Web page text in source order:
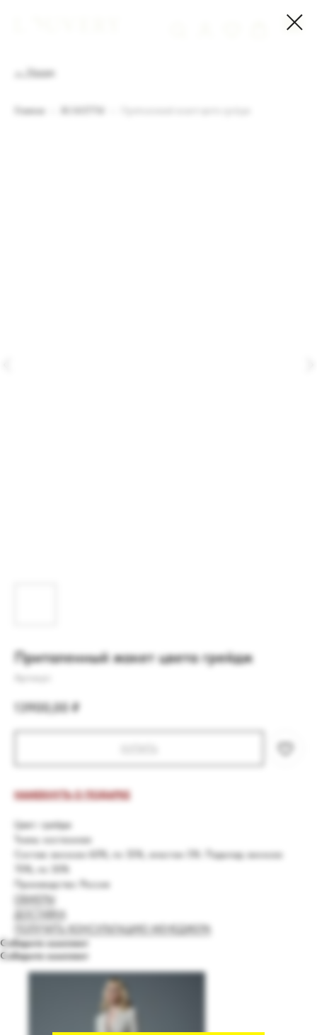
← Назад
Главная
Приталенный жакет цвета грейдж
13900,00 ₽
НАМЕКНУТЬ О ПОДАРКЕ
Цвет: грейдж
Ткань: костюмная
Состав: вискоза 60%, пэ 35%, эластан 5%. Подклад: вискоза
70%, пэ 30%
Производство: Россия
ОБМЕРЫ
ДОСТАВКА
ПОЛУЧИТЬ КОНСУЛЬТАЦИЮ МЕНЕДЖЕРА
Соберите комплект
Соберите комплект